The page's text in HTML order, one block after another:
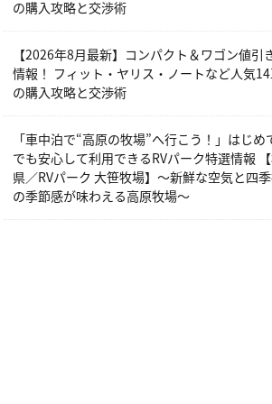
の購入攻略と交渉術
【2026年8月最新】コンパクト＆ワゴン値引
情報！ フィット・ヤリス・ノートなど人気
の購入攻略と交渉術
「車中泊で“高原の牧場”へ行こう！」はじめ
でも安心して利用できるRVパーク特選情報
県／RVパーク 大笹牧場】～新鮮な空気と四
の季節感が味わえる高原牧場～